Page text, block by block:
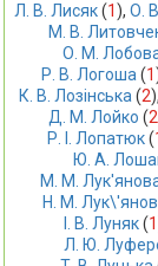
Л. В. Лисяк (1), О.
М. В.
О. М.
Р. В. Логоша (1
К. В. Лозінська (2),
Д. М. Лойко (2
Р. І. Лопатюк (
Ю. А.
М. М.
Н. М.
І. В. Луняк (1
Л. Ю.